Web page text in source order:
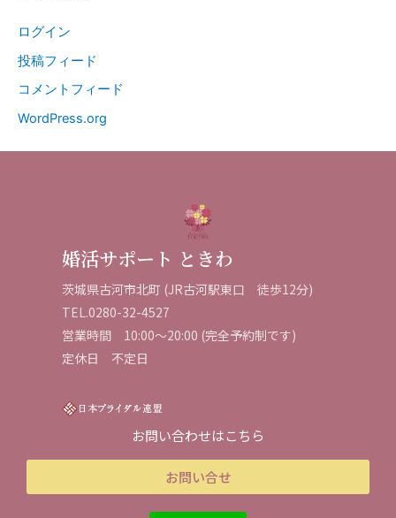
ログイン
投稿フィード
コメントフィード
WordPress.org
婚活サポート ときわ
茨城県古河市北町 (JR古河駅東口 徒歩12分)
TEL.0280-32-4527
営業時間 10:00～20:00 (完全予約制です)
定休日 不定日
お問い合わせはこちら
お問い合せ